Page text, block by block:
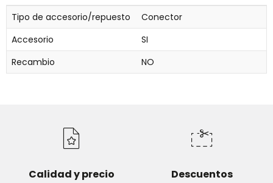
Tipo de accesorio/repuesto
Conector
Accesorio
SI
Recambio
NO
Calidad y precio Descuentos